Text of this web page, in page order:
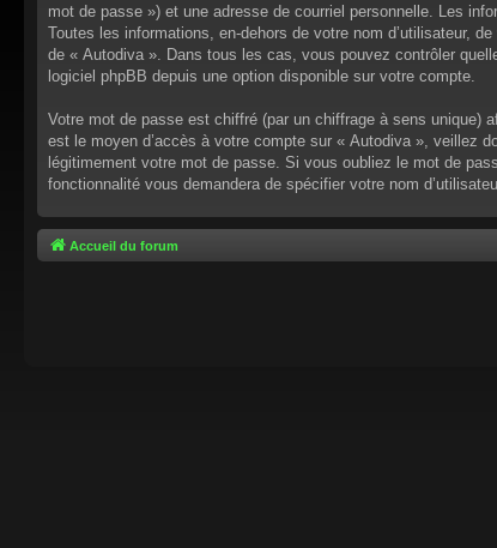
mot de passe ») et une adresse de courriel personnelle. Les
Toutes les informations, en-dehors de votre nom d’utilisateur,
de « Autodiva ». Dans tous les cas, vous pouvez contrôler
logiciel phpBB depuis une option disponible sur votre compte.
Votre mot de passe est chiffré (par un chiffrage à sens unique)
est le moyen d’accès à votre compte sur « Autodiva », veillez
légitimement votre mot de passe. Si vous oubliez le mot de
fonctionnalité vous demandera de spécifier votre nom
Accueil du forum